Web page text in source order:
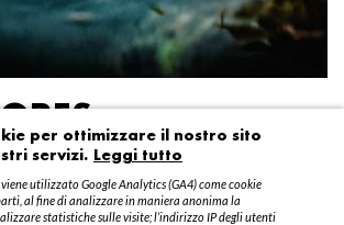
2016
per ottimizzare il nostro sito
servizi. Leggi tutto
utilizzato Google Analytics (GA4) come cookie
al fine di analizzare in maniera anonima la
statistiche sulle visite; l’indirizzo IP degli utenti